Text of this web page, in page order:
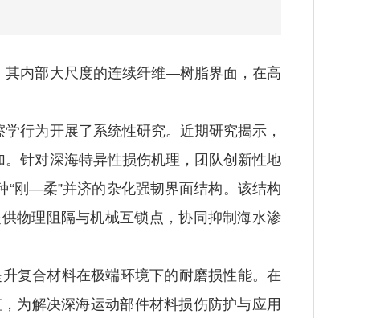
内部大尺度的连续纤维—树脂界面，在高
行为开展了系统性研究。近期研究揭示，
针对深海特异性损伤机理，团队创新性地
刚—柔”并济的杂化强韧界面结构。该结构
物理阻隔与机械互锁点，协同抑制海水渗
复合材料在极端环境下的耐磨损性能。在
为解决深海运动部件材料损伤防护与应用